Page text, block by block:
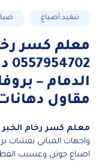
تنفيذ أصباغ
معلم كسر
الدمام –
مقاول
معلم كسر رخام الخبر
واجهات المباني نقشات
اصباغ جوتن وعسيب